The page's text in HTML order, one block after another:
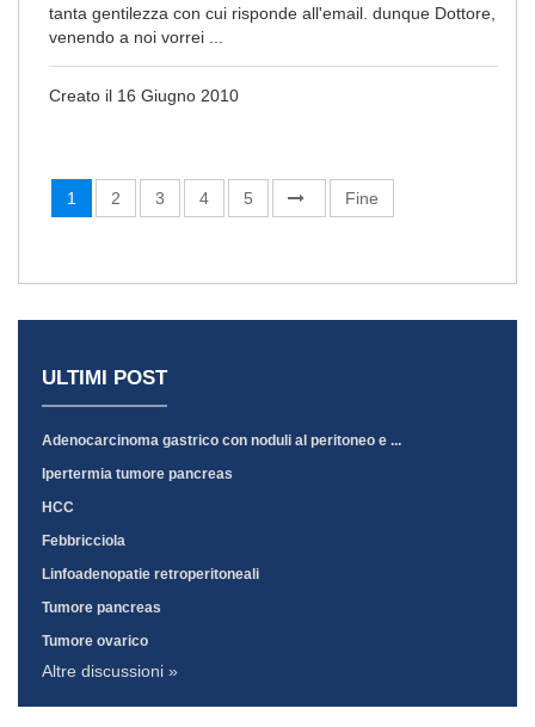
tanta gentilezza con cui risponde all'email. dunque Dottore,
venendo a noi vorrei ...
Creato il 16 Giugno 2010
1 2 3 4 5 Fine
ULTIMI POST
Adenocarcinoma gastrico con noduli al peritoneo e ...
Ipertermia tumore pancreas
HCC
Febbricciola
Linfoadenopatie retroperitoneali
Tumore pancreas
Tumore ovarico
Altre discussioni »